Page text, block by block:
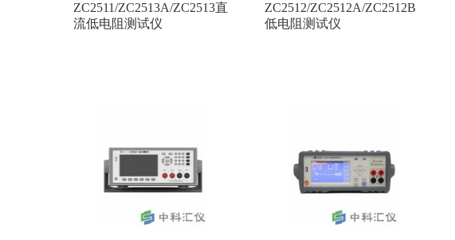
ZC2511/ZC2513A/ZC2513直
流低电阻测试仪
ZC2512/ZC2512A/ZC2512B
低电阻测试仪